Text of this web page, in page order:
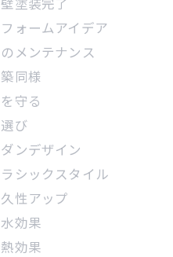
ォームアイデア
メンテナンス
同様
守る
び
ンデザイン
シックスタイル
性アップ
効果
効果